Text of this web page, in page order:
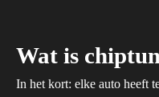
Wat is
In het kort: elke auto heeft